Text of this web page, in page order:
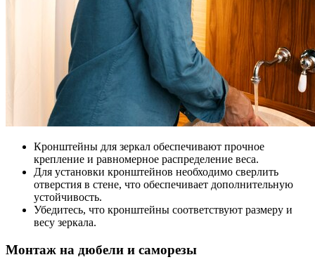
Кронштейны для зеркал обеспечивают прочное
крепление и равномерное распределение веса.
Для установки кронштейнов необходимо сверлить
отверстия в стене, что обеспечивает дополнительную
устойчивость.
Убедитесь, что кронштейны соответствуют размеру и
весу зеркала.
Монтаж на дюбели и саморезы